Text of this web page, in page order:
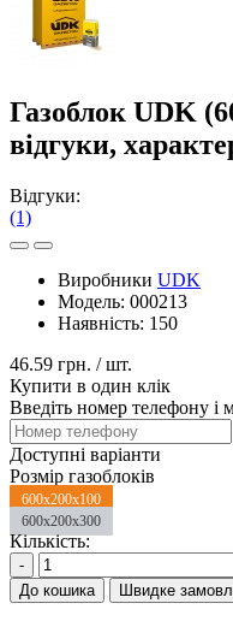
Газоблок UDK
відгуки,
Відгуки:
(1)
Виробники UDK
Модель: 000213
Наявність: 150
46.59 грн. / шт.
Купити в один клік
Введіть номер телефону і
Доступні варіанти
Розмір газоблоків
600x200x100
600x200x300
Кількість:
-
До кошика
Швидке